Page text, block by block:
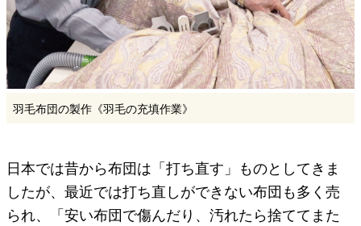
羽毛布団の製作《羽毛の充填作業》
日本では昔から布団は「打ち直す」ものとしてきま
したが、最近では打ち直しができない布団も多く売
られ、「安い布団で傷んだり、汚れたら捨ててまた